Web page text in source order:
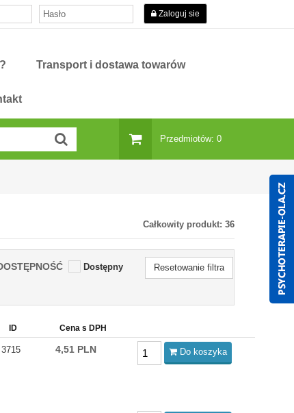
Zaloguj sie
Transport i dostawa towarów
Przedmiotów: 0
Całkowity produkt: 36
Dostępny Resetowanie filtra
ID Cena s DPH
3715 4,51 PLN Do koszyka